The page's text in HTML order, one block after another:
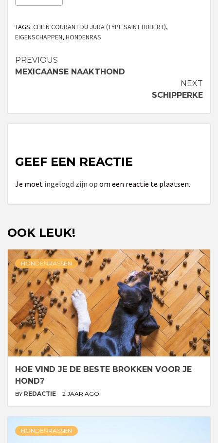
TAGS: CHIEN COURANT DU JURA (TYPE SAINT HUBERT),
EIGENSCHAPPEN, HONDENRAS
Continue
PREVIOUS
MEXICAANSE NAAKTHOND
NEXT
SCHIPPERKE
GEEF EEN REACTIE
Je moet ingelogd zijn op om een reactie te plaatsen.
OOK LEUK!
HONDENRASSEN
HOE VIND JE DE BESTE BROKKEN VOOR JE
HOND?
BY REDACTIE 2 JAAR AGO
HONDENRASSEN